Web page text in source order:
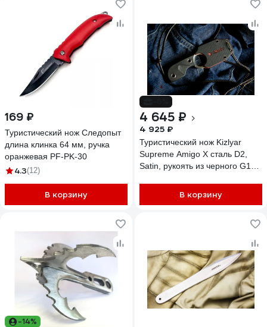
169 ₽
Туристический нож Следопыт
длина клинка 64 мм, ручка
оранжевая PF-PK-30
4.3(12)
В корзину
4 645 ₽
4 925 ₽
Туристический нож Kizlyar
Supreme Amigo X сталь D2,
Satin, рукоять из черного G10
В корзину
-14%